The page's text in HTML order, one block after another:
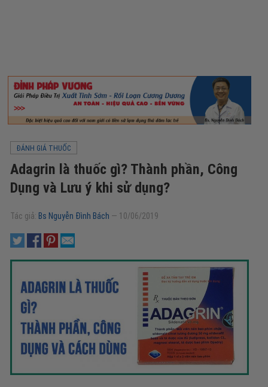
ĐÁNH GIÁ THUỐC
Adagrin là thuốc gì? Thành phần, Công
Dụng và Lưu ý khi sử dụng?
Tác giả: Bs Nguyễn Đình Bách — 10/06/2019